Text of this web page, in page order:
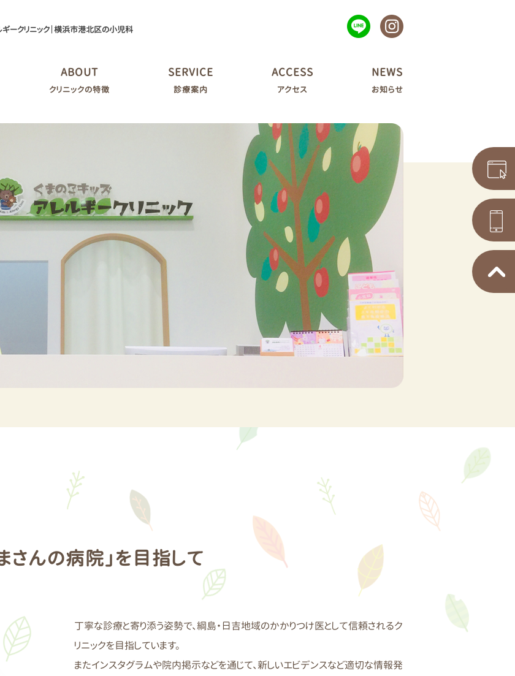
ギークリニック｜横浜市港北区の小児科
ABOUT
クリニックの特徴
SERVICE
診療案内
ACCESS
アクセス
NEWS
お知らせ
さんの病院」を目指して
丁寧な診療と寄り添う姿勢で、綱島・日吉地域のかかりつけ医として信頼されるク
リニックを目指しています。
またインスタグラムや院内掲示などを通じて、新しいエビデンスなど適切な情報発